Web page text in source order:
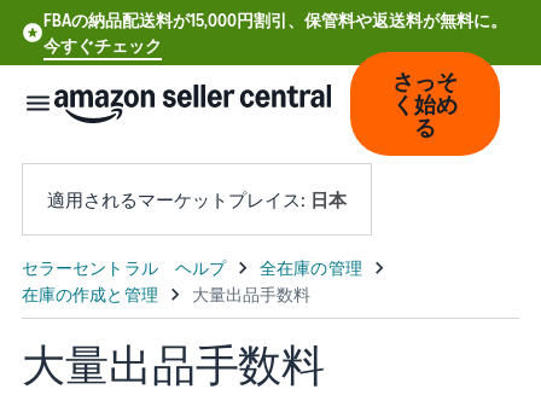
FBAの納品配送料が15,000円割引、保管料や返送料が無料に。
今すぐチェック
中
文
-
CN
さっそ
く始め
る
適用されるマーケットプレイス: 日本
大量出品手数料